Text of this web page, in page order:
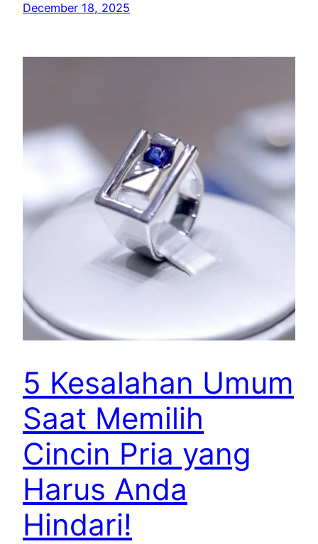
December 18, 2025
5 Kesalahan Umum
Saat Memilih
Cincin Pria yang
Harus Anda
Hindari!